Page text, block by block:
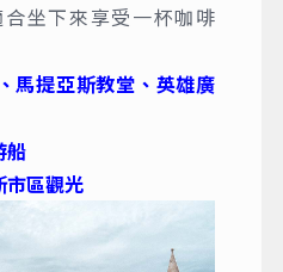
坐下來享受一杯咖啡
馬提亞斯教堂、英雄廣
船
市區觀光